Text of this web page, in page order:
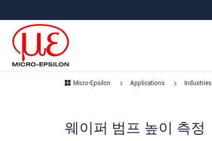
Micro-Epsilon Applications Industries
웨이퍼 범프 높이 측정